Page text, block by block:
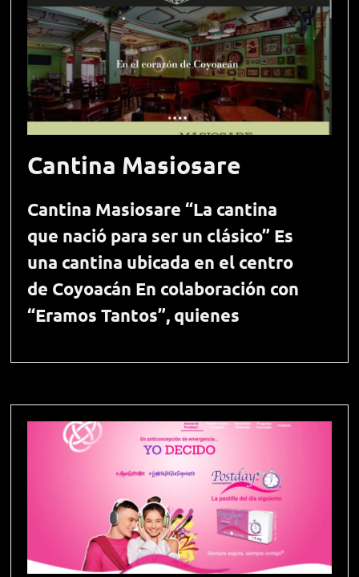
Cantina Masiosare
Cantina Masiosare “La cantina
que nació para ser un clásico” Es
una cantina ubicada en el centro
de Coyoacán En colaboración con
“Eramos Tantos”, quienes